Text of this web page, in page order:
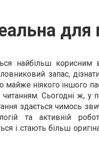
для
найбільш корисним
запас,
майже ніякого іншого
Сьогодні ж, у
здається чимось
та активній
і стають більш